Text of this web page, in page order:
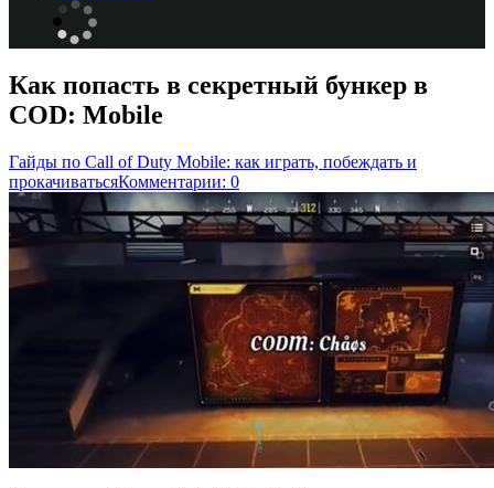
Как попасть в секретный бункер в
COD: Mobile
Гайды по Call of Duty Mobile: как играть, побеждать и
прокачиватьсяКомментарии: 0